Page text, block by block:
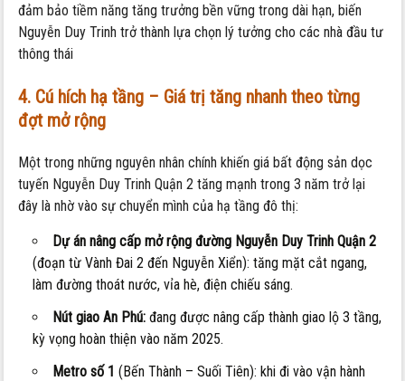
đảm bảo tiềm năng tăng trưởng bền vững trong dài hạn, biến
Nguyễn Duy Trinh trở thành lựa chọn lý tưởng cho các nhà đầu tư
thông thái
4. Cú hích hạ tầng – Giá trị tăng nhanh theo từng
đợt mở rộng
Một trong những nguyên nhân chính khiến giá bất động sản dọc
tuyến Nguyễn Duy Trinh Quận 2 tăng mạnh trong 3 năm trở lại
đây là nhờ vào sự chuyển mình của hạ tầng đô thị:
Dự án nâng cấp mở rộng đường Nguyễn Duy Trinh Quận 2
(đoạn từ Vành Đai 2 đến Nguyễn Xiển): tăng mặt cắt ngang,
làm đường thoát nước, vỉa hè, điện chiếu sáng.
Nút giao An Phú: đang được nâng cấp thành giao lộ 3 tầng,
kỳ vọng hoàn thiện vào năm 2025.
Metro số 1 (Bến Thành – Suối Tiên): khi đi vào vận hành